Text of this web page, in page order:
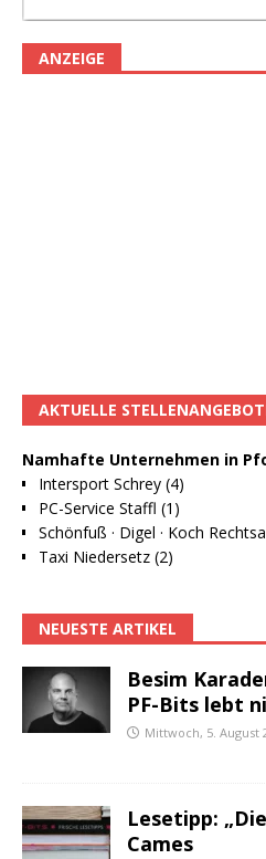
ANZEIGE
AKTUELLE
Namhafte Unternehmen in
Intersport Schrey (4)
PC-Service Staffl (1)
Schönfuß · Digel · Koch
Taxi Niedersetz (2)
NEUESTE ARTIKEL
Besim
PF-Bits lebt
Mittwoch, 5. August
Lesetipp:
Cames